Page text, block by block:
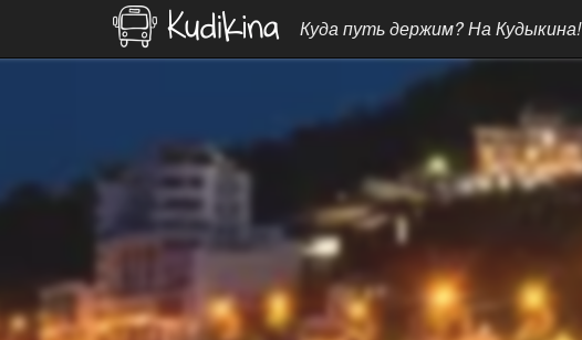
Куда путь держим? На Кудыкина!